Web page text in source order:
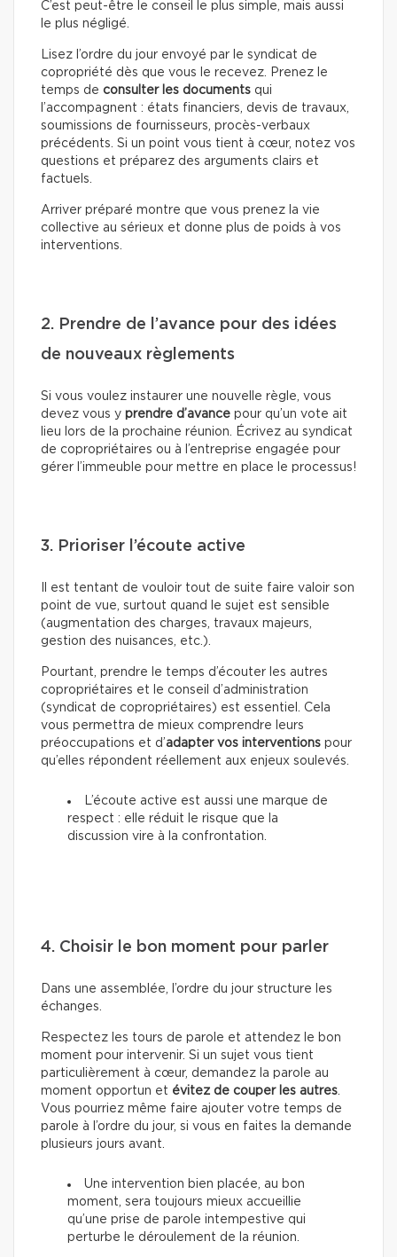
C’est peut-être le conseil le plus simple, mais aussi
le plus négligé.
Lisez l’ordre du jour envoyé par le syndicat de
copropriété dès que vous le recevez. Prenez le
temps de consulter les documents qui
l’accompagnent : états financiers, devis de travaux,
soumissions de fournisseurs, procès-verbaux
précédents. Si un point vous tient à cœur, notez vos
questions et préparez des arguments clairs et
factuels.
Arriver préparé montre que vous prenez la vie
collective au sérieux et donne plus de poids à vos
interventions.
2. Prendre de l’avance pour des idées
de nouveaux règlements
Si vous voulez instaurer une nouvelle règle, vous
devez vous y prendre d’avance pour qu’un vote ait
lieu lors de la prochaine réunion. Écrivez au syndicat
de copropriétaires ou à l’entreprise engagée pour
gérer l’immeuble pour mettre en place le processus!
3. Prioriser l’écoute active
Il est tentant de vouloir tout de suite faire valoir son
point de vue, surtout quand le sujet est sensible
(augmentation des charges, travaux majeurs,
gestion des nuisances, etc.).
Pourtant, prendre le temps d’écouter les autres
copropriétaires et le conseil d’administration
(syndicat de copropriétaires) est essentiel. Cela
vous permettra de mieux comprendre leurs
préoccupations et d’adapter vos interventions pour
qu’elles répondent réellement aux enjeux soulevés.
L’écoute active est aussi une marque de
respect : elle réduit le risque que la
discussion vire à la confrontation.
4. Choisir le bon moment pour parler
Dans une assemblée, l’ordre du jour structure les
échanges.
Respectez les tours de parole et attendez le bon
moment pour intervenir. Si un sujet vous tient
particulièrement à cœur, demandez la parole au
moment opportun et évitez de couper les autres
Vous pourriez même faire ajouter votre temps de
parole à l’ordre du jour, si vous en faites la demande
plusieurs jours avant.
Une intervention bien placée, au bon
moment, sera toujours mieux accueillie
qu’une prise de parole intempestive qui
perturbe le déroulement de la réunion.